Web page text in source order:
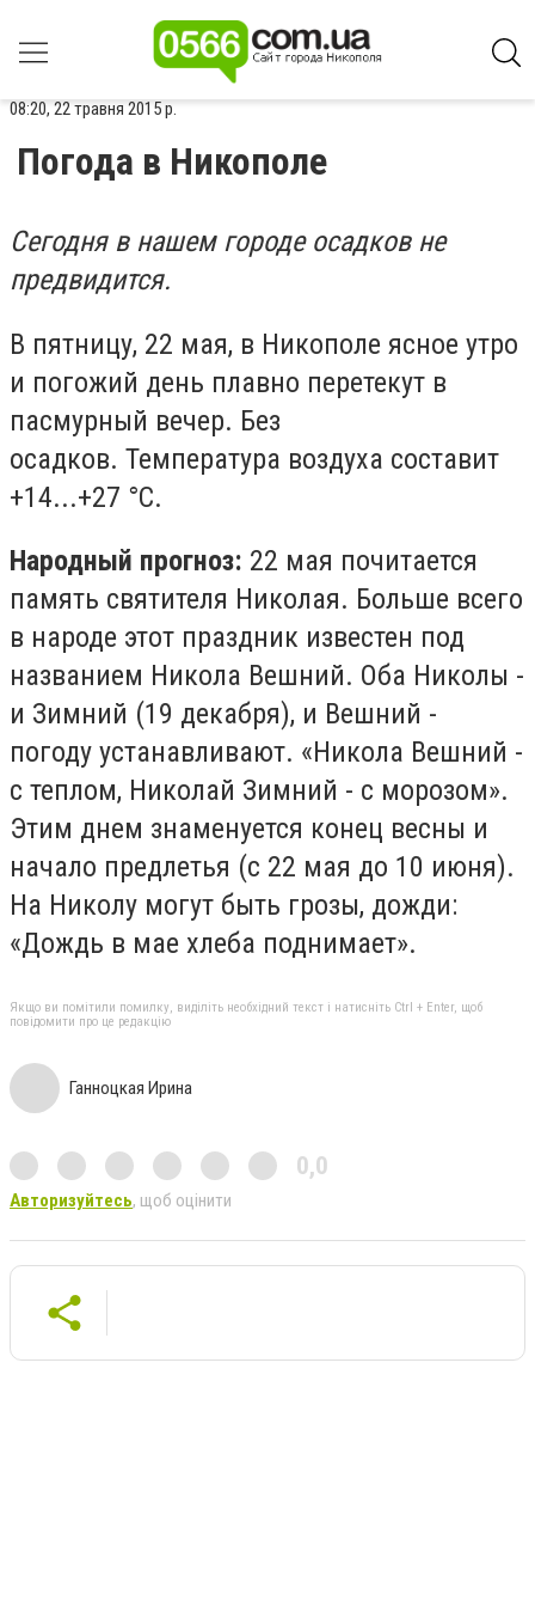
08:20, 22 травня 2015 р.
Погода в Никополе
Сегодня в нашем городе осадков не
предвидится.
В пятницу, 22 мая, в Никополе ясное утро
и погожий день плавно перетекут в
пасмурный вечер. Без
осадков. Температура воздуха составит
+14...+27 °С.
Народный прогноз: 22 мая почитается
память святителя Николая. Больше всего
в народе этот праздник известен под
названием Никола Вешний. Оба Николы -
и Зимний (19 декабря), и Вешний -
погоду устанавливают. «Никола Вешний -
с теплом, Николай Зимний - с морозом».
Этим днем знаменуется конец весны и
начало предлетья (с 22 мая до 10 июня).
На Николу могут быть грозы, дожди:
«Дождь в мае хлеба поднимает».
Якщо ви помітили помилку, виділіть необхідний текст і натисніть Ctrl + Enter, щоб
повідомити про це редакцію
Ганноцкая Ирина
0,0
Авторизуйтесь, щоб оцінити